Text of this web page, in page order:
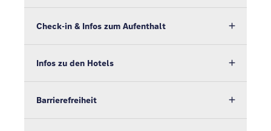
Check-in & Infos zum Aufenthalt
Infos zu den Hotels
Barrierefreiheit